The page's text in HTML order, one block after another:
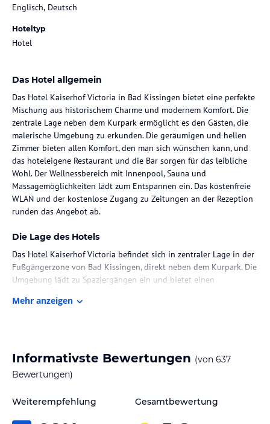
Englisch, Deutsch
Hoteltyp
Hotel
Das Hotel allgemein
Das Hotel Kaiserhof Victoria in Bad Kissingen bietet eine perfekte
Mischung aus historischem Charme und modernem Komfort. Die
zentrale Lage neben dem Kurpark ermöglicht es den Gästen, die
malerische Umgebung zu erkunden. Die geräumigen und hellen
Zimmer bieten allen Komfort, den man sich wünschen kann, und
das hoteleigene Restaurant und die Bar sorgen für das leibliche
Wohl. Der Wellnessbereich mit Innenpool, Sauna und
Massagemöglichkeiten lädt zum Entspannen ein. Das kostenfreie
WLAN und der kostenlose Zugang zu Zeitungen an der Rezeption
runden das Angebot ab.
Die Lage des Hotels
Das Hotel Kaiserhof Victoria befindet sich in zentraler Lage in der
Fußgängerzone von Bad Kissingen, direkt neben dem Kurpark. Die
Umgebung lädt zu Spaziergängen ein und bietet einen
Bushaltestelle befindet sich direkt vor dem Hotel und der Bahnhof
Zimmer / Unterbringung im Hotel
Die Zimmer im Hotel Kaiserhof Victoria sind geräumig, hell und
Jugendstil. Jedes Zimmer verfügt über ein eigenes Badezimmer
Mehr anzeigen
Informativste Bewertungen (von 637
Bewertungen)
Weiterempfehlung Gesamtbewertung